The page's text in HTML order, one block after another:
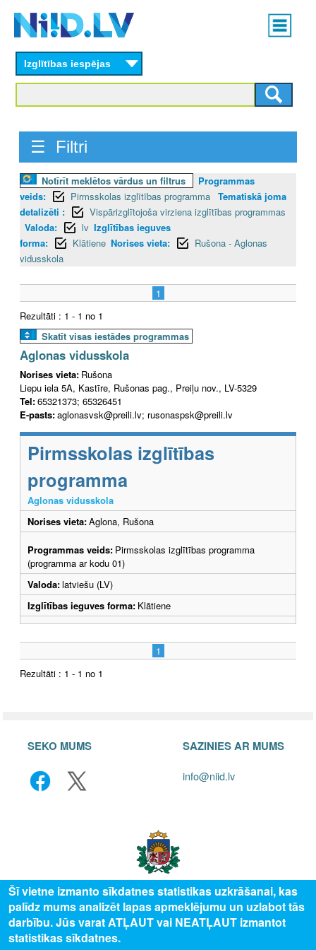
content
Main
menu
Izglītības iespējas
☰ Filtri
Notīrīt meklētos vārdus un filtrus
Programmas
veids:
Pirmsskolas izglītības programma Tematiskā joma
detalizēti :
Vispārizglītojoša virziena izglītības programmas
Valoda:
lv Izglītības ieguves
forma:
Klātiene Norises vieta:
Rušona - Aglonas
vidusskola
1
Rezultāti : 1 - 1 no 1
Skatīt visas iestādes programmas
Aglonas vidusskola
Norises vieta: Rušona
Liepu iela 5A, Kastīre, Rušonas pag., Preiļu nov., LV-5329
Tel:65321373; 65326451
E-pasts:aglonasvsk@preili.lv; rusonaspsk@preili.lv
Pirmsskolas izglītības
programma
Aglonas vidusskola
Norises vieta:Aglona, Rušona
Programmas veids: Pirmsskolas izglītības programma
(programma ar kodu 01)
Valoda:latviešu (LV)
Izglītības ieguves forma: Klātiene
1
Rezultāti : 1 - 1 no 1
SEKO MUMS SAZINIES AR MUMS
info@niid.lv
© 2025 Valsts izglītības attīstības aģentūra, publicētā satura visas tiesības
Šī vietne izmanto sīkdatnes statistikas uzkrāšanai, kas
palīdz mums analizēt lapas apmeklējumu un uzlabot tās
darbību. Jūs varat ATĻAUT vai NEATĻAUT izmantot
statistikas sīkdatnes.